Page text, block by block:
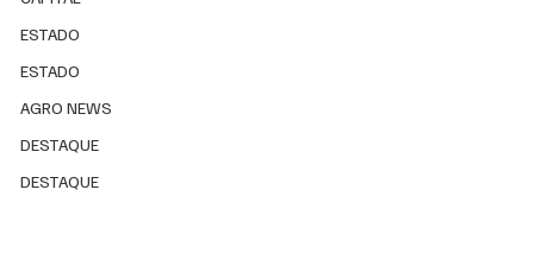
ESTADO
ESTADO
AGRO NEWS
DESTAQUE
DESTAQUE